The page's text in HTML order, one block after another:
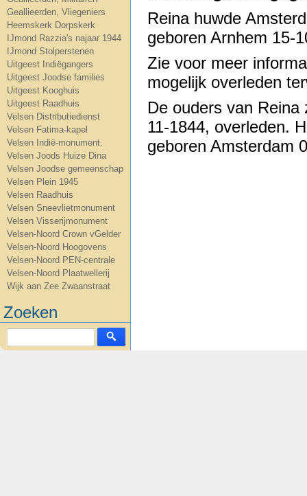
Geallieerden, Vliegeniers
Heemskerk Dorpskerk
IJmond Razzia's najaar 1944
IJmond Stolperstenen
Uitgeest Indiëgangers
Uitgeest Joodse families
Uitgeest Kooghuis
Uitgeest Raadhuis
Velsen Distributiedienst
Velsen Fatima-kapel
Velsen Indië-monument.
Velsen Joods Huize Dina
Velsen Joodse gemeenschap
Velsen Plein 1945
Velsen Raadhuis
Velsen Sneevlietmonument
Velsen Visserijmonument
Velsen-Noord Crown vGelder
Velsen-Noord Hoogovens
Velsen-Noord PEN-centrale
Velsen-Noord Plaatwellerij
Wijk aan Zee Zwaanstraat
Zoeken
Reina huwde
geboren Arnhem 15-
Zie voor meer
mogelijk overleden
De ouders van
11-1844, overleden.
geboren Amsterdam